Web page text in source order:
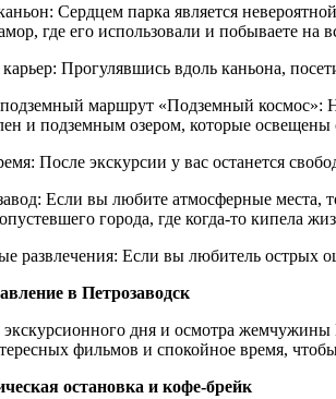
Сердцем парка является
где его использовали и побываете
Прогулявшись вдоль каньона,
маршрут «Подземный космос»:
и подземным озером, которые освещены
После экскурсии у вас останется
Если вы любите атмосферные места,
города, где когда-то кипела
развлечения: Если вы любитель острых
в Петрозаводск
экскурсионного дня и осмотра
фильмов и спокойное время,
остановка и кофе-брейк